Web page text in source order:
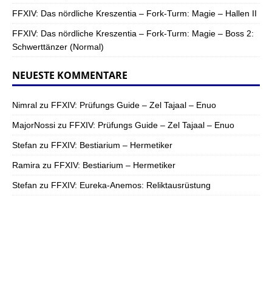
FFXIV: Das nördliche Kreszentia – Fork-Turm: Magie – Hallen II
FFXIV: Das nördliche Kreszentia – Fork-Turm: Magie – Boss 2:
Schwerttänzer (Normal)
NEUESTE KOMMENTARE
Nimral zu FFXIV: Prüfungs Guide – Zel Tajaal – Enuo
MajorNossi zu FFXIV: Prüfungs Guide – Zel Tajaal – Enuo
Stefan zu FFXIV: Bestiarium – Hermetiker
Ramira zu FFXIV: Bestiarium – Hermetiker
Stefan zu FFXIV: Eureka-Anemos: Reliktausrüstung